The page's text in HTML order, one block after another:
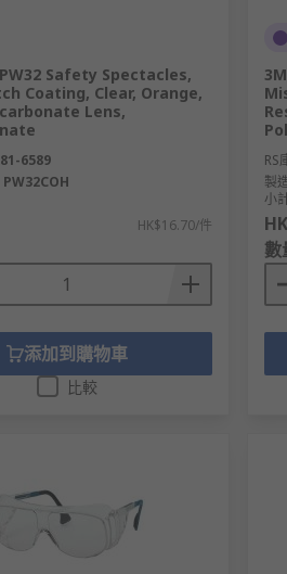
Safety Spectacles,
Coating, Clear, Orange,
Lens,
6589
PW32COH
HK$16.70/件
添加到購物車
比較
RS
製
小
數